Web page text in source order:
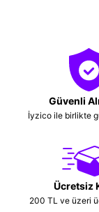
Güvenli
İyzico ile birlikte
Ücretsiz
200 TL ve üzeri